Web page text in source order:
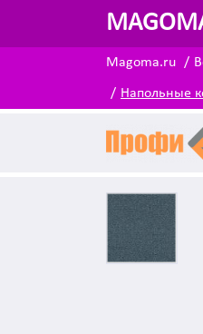
Magoma.ru
Напольные